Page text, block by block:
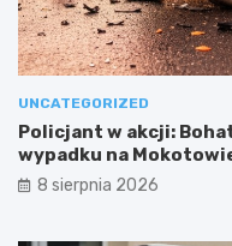
UNCATEGORIZED
Policjant w akcji:
wypadku na
8 sierpnia 2026